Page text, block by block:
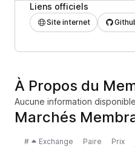
Liens officiels
Site internet
À Propos du
Aucune information
Marchés
# Exchange Paire Prix